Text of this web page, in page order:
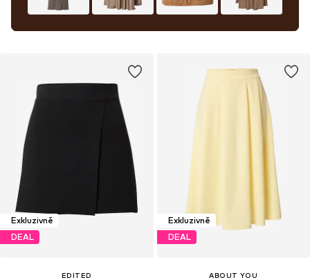
Exkluzivně
DEAL
EDITED
Exkluzivně
DEAL
ABOUT YOU